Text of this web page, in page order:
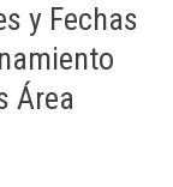
y Fechas
Área